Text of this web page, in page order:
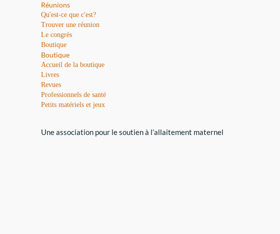
Réunions
Qu'est-ce que c'est?
Trouver une réunion
Le congrès
Boutique
Boutique
Accueil de la boutique
Livres
Revues
Professionnels de santé
Petits matériels et jeux
Une association pour le soutien à l’allaitement maternel